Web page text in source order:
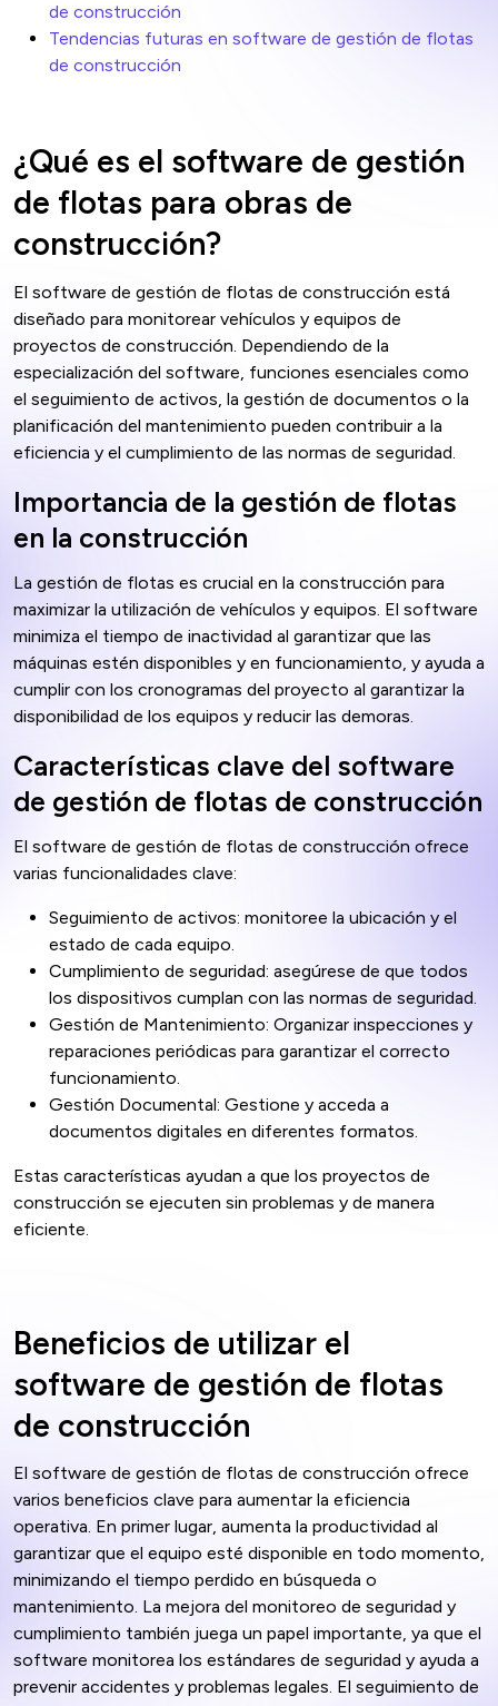
de construcción
Tendencias futuras en software de gestión de flotas
de construcción
¿Qué es el software de gestión
de flotas para obras de
construcción?
El software de gestión de flotas de construcción está
diseñado para monitorear vehículos y equipos de
proyectos de construcción. Dependiendo de la
especialización del software, funciones esenciales como
el seguimiento de activos, la gestión de documentos o la
planificación del mantenimiento pueden contribuir a la
eficiencia y el cumplimiento de las normas de seguridad.
Importancia de la gestión de flotas
en la construcción
La gestión de flotas es crucial en la construcción para
maximizar la utilización de vehículos y equipos. El software
minimiza el tiempo de inactividad al garantizar que las
máquinas estén disponibles y en funcionamiento, y ayuda a
cumplir con los cronogramas del proyecto al garantizar la
disponibilidad de los equipos y reducir las demoras.
Características clave del software
de gestión de flotas de construcción
El software de gestión de flotas de construcción ofrece
varias funcionalidades clave:
Seguimiento de activos: monitoree la ubicación y el
estado de cada equipo.
Cumplimiento de seguridad: asegúrese de que todos
los dispositivos cumplan con las normas de seguridad.
Gestión de Mantenimiento: Organizar inspecciones y
reparaciones periódicas para garantizar el correcto
funcionamiento.
Gestión Documental: Gestione y acceda a
documentos digitales en diferentes formatos.
Estas características ayudan a que los proyectos de
construcción se ejecuten sin problemas y de manera
eficiente.
Beneficios de utilizar el
software de gestión de flotas
de construcción
El software de gestión de flotas de construcción ofrece
varios beneficios clave para aumentar la eficiencia
operativa. En primer lugar, aumenta la productividad al
garantizar que el equipo esté disponible en todo momento,
minimizando el tiempo perdido en búsqueda o
mantenimiento. La mejora del monitoreo de seguridad y
cumplimiento también juega un papel importante, ya que el
software monitorea los estándares de seguridad y ayuda a
prevenir accidentes y problemas legales. El seguimiento de